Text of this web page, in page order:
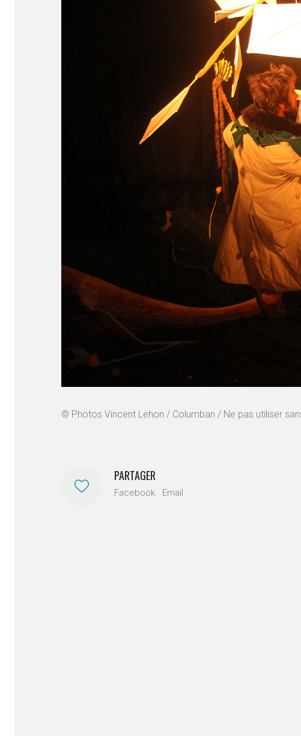
© Photos Vincent Lehon / Columban / Ne pas utiliser
PARTAGER
Facebook Email